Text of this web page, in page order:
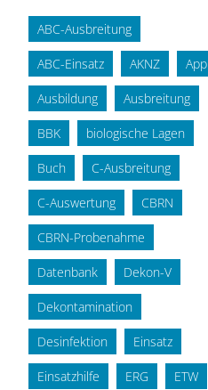
ABC-Ausbreitung
ABC-Einsatz AKNZ App
Ausbildung Ausbreitung
BBK biologische Lagen
Buch C-Ausbreitung
C-Auswertung CBRN
CBRN-Probenahme
Datenbank Dekon-V
Dekontamination
Desinfektion Einsatz
Einsatzhilfe ERG ETW